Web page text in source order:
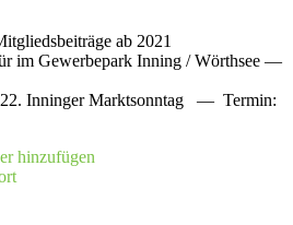
ab 2021
im Gewer­be­park Inning / Wörth­see —
22. Innin­ger Markt­sonn­tag — Ter­min:
hinzufügen